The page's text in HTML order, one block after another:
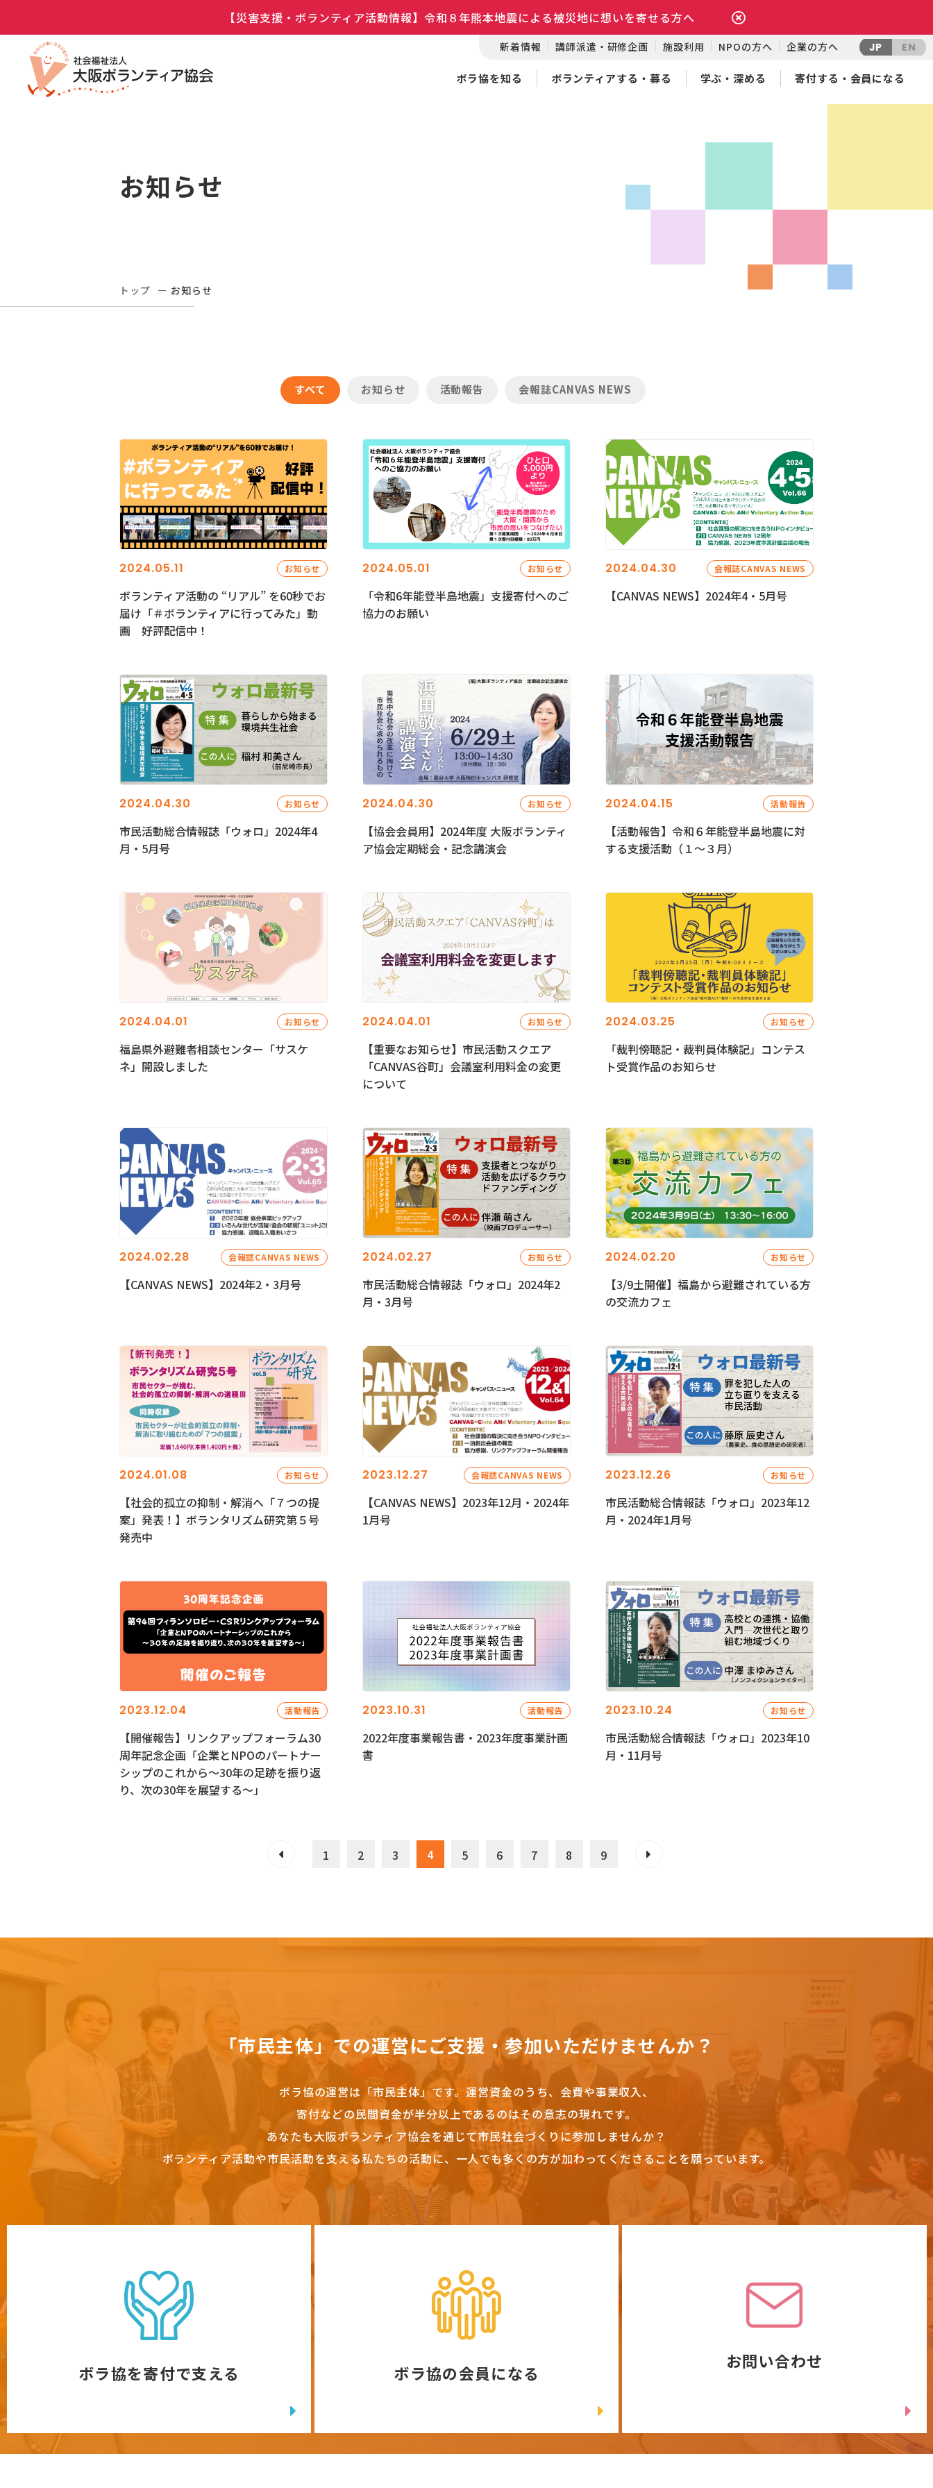
【災害支援・ボランティア活動情報】令和８年熊本地震による被災地に想いを寄せる方へ
新着情報 講師派遣・研修企画 施設利用 NPOの方へ 企業の方へ JP EN
ボラ協を知る ボランティアする・募る 学ぶ・深める 寄付する・会員になる
お知らせ
トップ お知らせ
すべて お知らせ 活動報告 会報誌CANVAS NEWS
2024.05.11 お知らせ
ボランティア活動の “リアル” を60秒でお
届け「＃ボランティアに行ってみた」動
画 好評配信中！
2024.05.01 お知らせ
「令和6年能登半島地震」支援寄付へのご
協力のお願い
2024.04.30 会報誌CANVAS NEWS
【CANVAS NEWS】2024年4・5月号
2024.04.30 お知らせ
市民活動総合情報誌「ウォロ」2024年4
月・5月号
2024.04.30 お知らせ
【協会会員用】2024年度 大阪ボランティ
ア協会定期総会・記念講演会
2024.04.15 活動報告
【活動報告】令和６年能登半島地震に対
する支援活動（１〜３月）
2024.04.01 お知らせ
福島県外避難者相談センター「サスケ
ネ」開設しました
2024.04.01 お知らせ
【重要なお知らせ】市民活動スクエア
「CANVAS谷町」会議室利用料金の変更
について
2024.03.25 お知らせ
「裁判傍聴記・裁判員体験記」コンテス
ト受賞作品のお知らせ
2024.02.28 会報誌CANVAS NEWS
【CANVAS NEWS】2024年2・3月号
2024.02.27 お知らせ
市民活動総合情報誌「ウォロ」2024年2
月・3月号
2024.02.20 お知らせ
【3/9土開催】福島から避難されている方
の交流カフェ
2024.01.08 お知らせ
【社会的孤立の抑制・解消へ「７つの提
案」発表！】ボランタリズム研究第５号
発売中
2023.12.27 会報誌CANVAS NEWS
【CANVAS NEWS】2023年12月・2024年
1月号
2023.12.26 お知らせ
市民活動総合情報誌「ウォロ」2023年12
月・2024年1月号
2023.12.04 活動報告
【開催報告】リンクアップフォーラム30
周年記念企画「企業とNPOのパートナー
シップのこれから～30年の足跡を振り返
り、次の30年を展望する～」
2023.10.31 活動報告
2022年度事業報告書・2023年度事業計画
書
2023.10.24 お知らせ
市民活動総合情報誌「ウォロ」2023年10
月・11月号
1 2 3 4 5 6 7 8 9
「市民主体」での運営にご支援・参加いただけませんか？
ボラ協の運営は「市民主体」です。 運営資金のうち、会費や事業収入、
寄付などの民間資金が半分以上であるのはその意志の現れです。
あなたも大阪ボランティア協会を通じて市民社会づくりに参加しませんか？
ボランティア活動や市民活動を支える私たちの活動に、一人でも多くの方が加わってくださることを願っています。
ボラ協を寄付で支える ボラ協の会員になる
お問い合わせ